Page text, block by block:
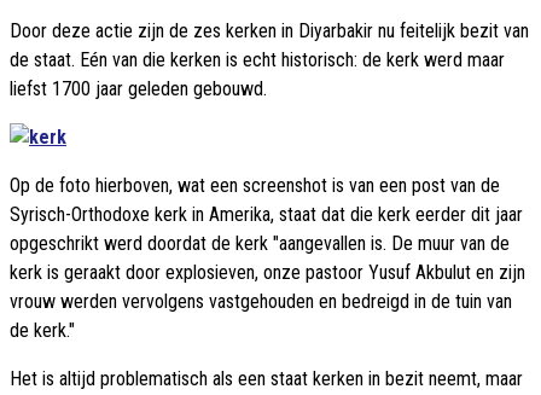
Door deze actie zijn de zes kerken in Diyarbakir nu feitelijk bezit van
de staat. Eén van die kerken is echt historisch: de kerk werd maar
liefst 1700 jaar geleden gebouwd.
Op de foto hierboven, wat een screenshot is van een post van de
Syrisch-Orthodoxe kerk in Amerika, staat dat die kerk eerder dit jaar
opgeschrikt werd doordat de kerk "aangevallen is. De muur van de
kerk is geraakt door explosieven, onze pastoor Yusuf Akbulut en zijn
vrouw werden vervolgens vastgehouden en bedreigd in de tuin van
de kerk."
Het is altijd problematisch als een staat kerken in bezit neemt, maar